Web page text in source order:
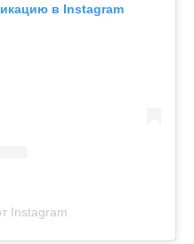
в Instagram
Instagram